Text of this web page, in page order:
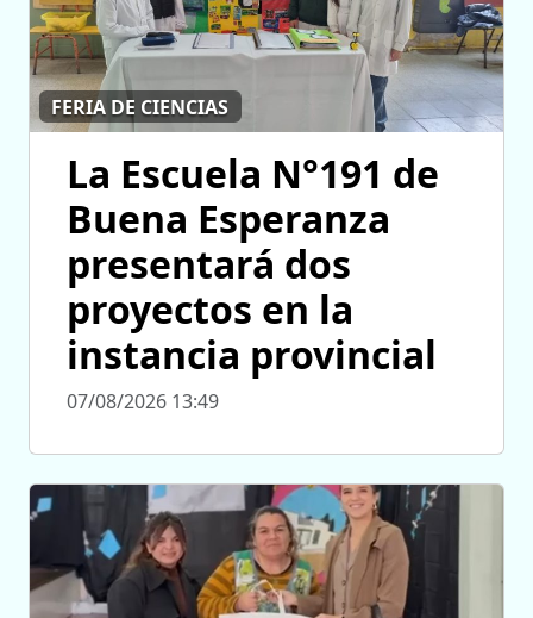
FERIA DE CIENCIAS
La Escuela N°191 de
Buena Esperanza
presentará dos
proyectos en la
instancia provincial
07/08/2026 13:49